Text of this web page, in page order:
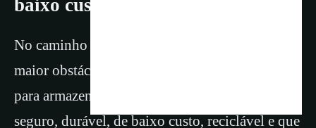
baixo custo, reciclável e não tóxico
No caminho da transição energética um dos
maior obstáculos tem sido encontrar soluções
para armazenamento de energia de alta potência
seguro, durável, de baixo custo, reciclável e que